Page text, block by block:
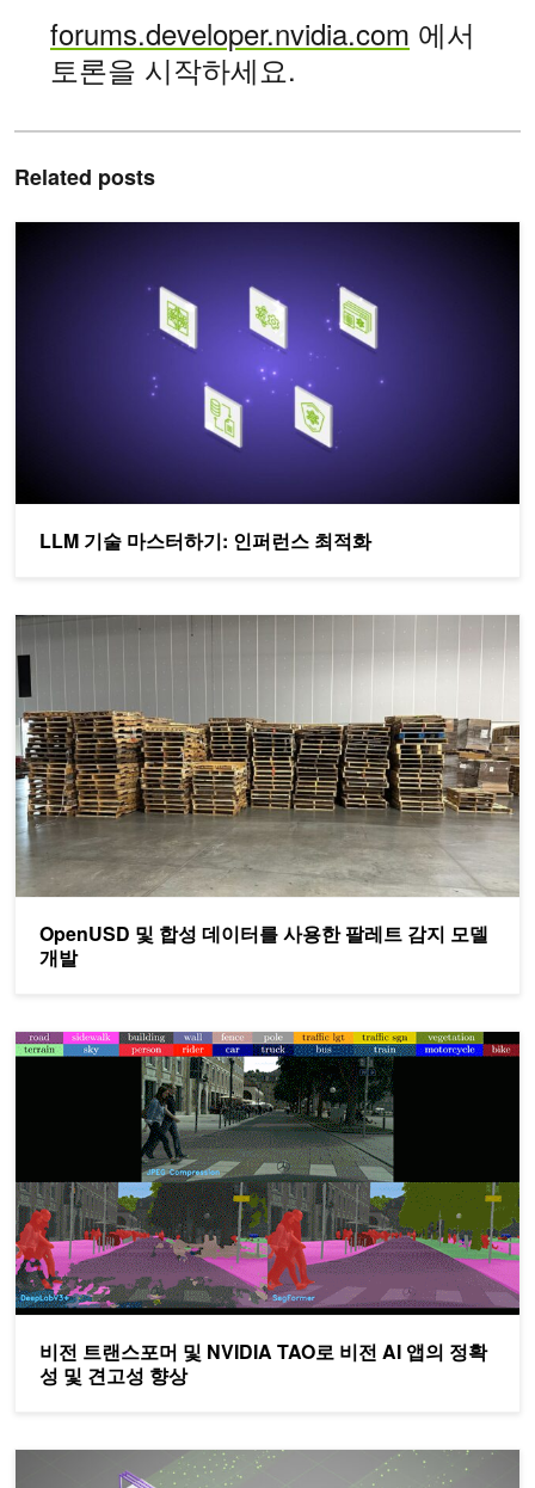
forums.developer.nvidia.com 에서
토론을 시작하세요.
Related posts
LLM 기술 마스터하기: 인퍼런스 최적화
LLM 기술 마스터하기: 인퍼런스 최적화
OpenUSD 및 합성 데이터를 사용한 팔레트 감지 모델
개발
OpenUSD 및 합성 데이터를 사용한 팔레트 감지 모델 개발
비전 트랜스포머 및 NVIDIA TAO로 비전 AI 앱의 정확
성 및 견고성 향상
비전 트랜스포머 및 NVIDIA TAO로 비전 AI 앱의 정확성 및 견고
NVIDIA TAO 툴킷 5.0으로 최신 비전 AI 모델 개발 워크플로우에